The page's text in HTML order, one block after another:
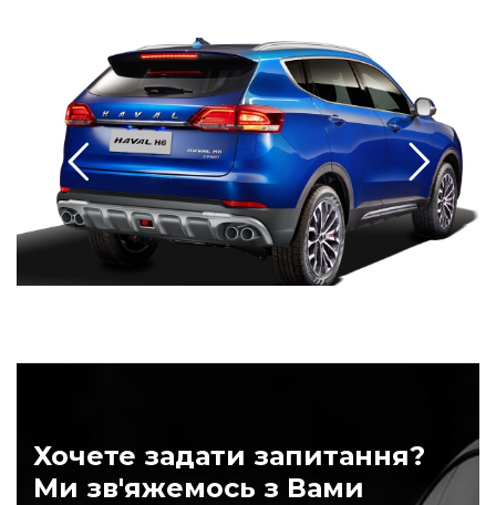
Хочете задати запитання?
Ми зв'яжемось з Вами